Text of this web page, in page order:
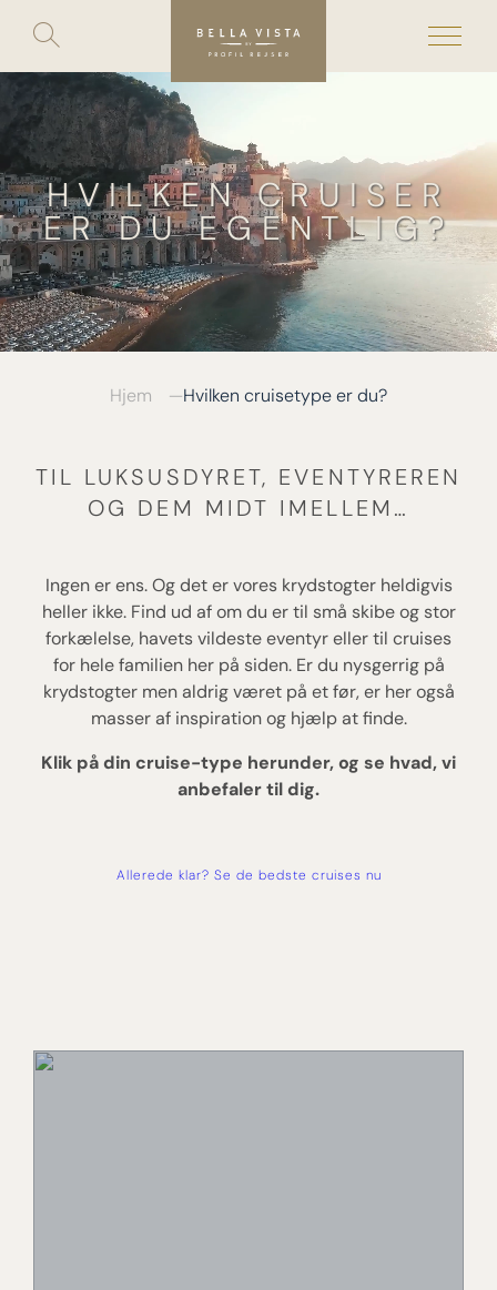
Skip
content
Toggle
search
HVILKEN CRUISER
ER DU EGENTLIG?
Hjem Hvilken cruisetype er du?
TIL LUKSUSDYRET, EVENTYREREN
OG DEM MIDT IMELLEM…
Ingen er ens. Og det er vores krydstogter heldigvis
heller ikke. Find ud af om du er til små skibe og stor
forkælelse, havets vildeste eventyr eller til cruises
for hele familien her på siden. Er du nysgerrig på
krydstogter men aldrig været på et før, er her også
masser af inspiration og hjælp at finde.
Klik på din cruise-type herunder, og se hvad, vi
anbefaler til dig.
Allerede klar? Se de bedste cruises nu